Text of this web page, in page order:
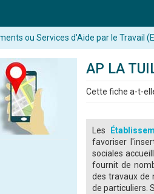
ou Services d'Aide par le Travail
AP LA
Cette fiche a-t-
Les
favoriser
sociales
fournit de
des travaux de
de particuliers.